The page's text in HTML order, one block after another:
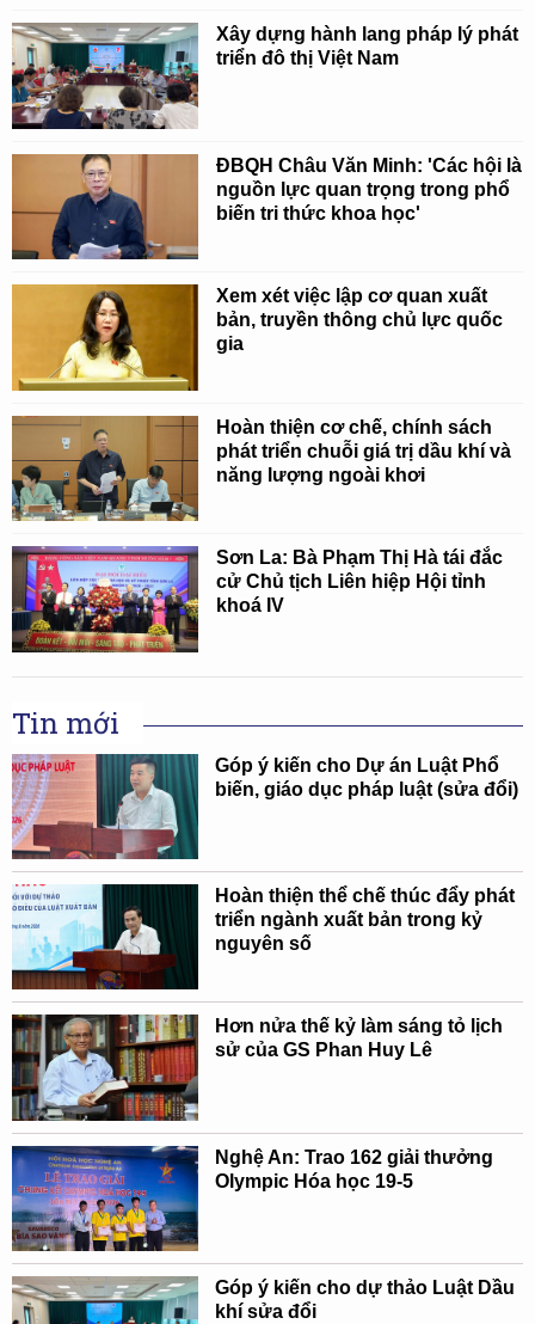
Xây dựng hành lang pháp lý phát
triển đô thị Việt Nam
ĐBQH Châu Văn Minh: 'Các hội là
nguồn lực quan trọng trong phổ
biến tri thức khoa học'
Xem xét việc lập cơ quan xuất
bản, truyền thông chủ lực quốc
gia
Hoàn thiện cơ chế, chính sách
phát triển chuỗi giá trị dầu khí và
năng lượng ngoài khơi
Sơn La: Bà Phạm Thị Hà tái đắc
cử Chủ tịch Liên hiệp Hội tỉnh
khoá IV
Tin mới
Góp ý kiến cho Dự án Luật Phổ
biến, giáo dục pháp luật (sửa đổi)
Hoàn thiện thể chế thúc đẩy phát
triển ngành xuất bản trong kỷ
nguyên số
Hơn nửa thế kỷ làm sáng tỏ lịch
sử của GS Phan Huy Lê
Nghệ An: Trao 162 giải thưởng
Olympic Hóa học 19-5
Góp ý kiến cho dự thảo Luật Dầu
khí sửa đổi